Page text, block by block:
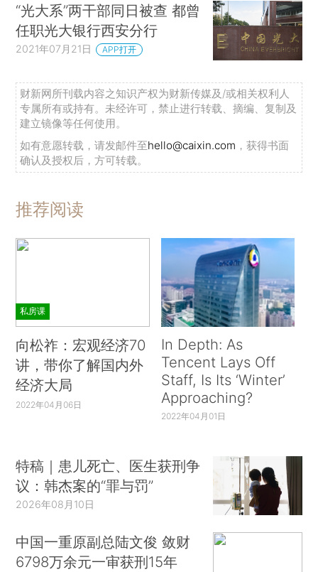
“光大系”两干部同日被查 都曾
任职光大银行西安分行
2021年07月21日 APP打开
财新网所刊载内容之知识产权为财新传媒及/或相关权利人
专属所有或持有。未经许可，禁止进行转载、摘编、复制及
建立镜像等任何使用。
如有意愿转载，请发邮件至hello@caixin.com ，获得书面
确认及授权后，方可转载。
推荐阅读
私房课
向松祚：宏观经济70
讲，带你了解国内外
经济大局
2022年04月06日
In Depth: As
Tencent Lays Off
Staff, Is Its ‘Winter’
Approaching?
2022年04月01日
特稿｜患儿死亡、医生获刑争
议：韩杰案的“罪与罚”
2026年08月10日
中国一重原副总陆文俊 敛财
6798万余元一审获刑15年